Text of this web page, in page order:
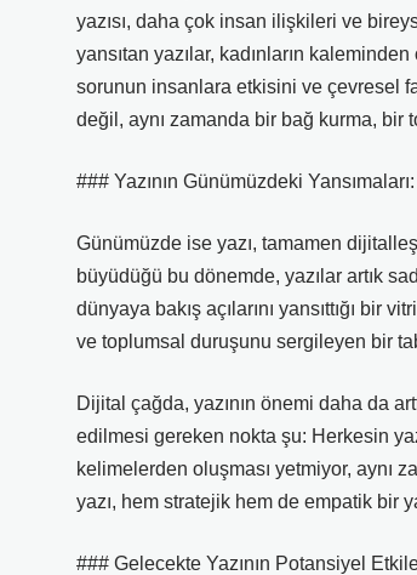
yazısı, daha çok insan ilişkileri ve
yansıtan yazılar, kadınların
sorunun insanlara etkisini ve çevresel
değil, aynı zamanda bir bağ kurma, bir
### Yazının Günümüzdeki
Günümüzde ise yazı, tamamen
büyüdüğü bu dönemde, yazılar artık
dünyaya bakış açılarını yansıttığı
ve toplumsal duruşunu sergileyen bir
Dijital çağda, yazının önemi daha da
edilmesi gereken nokta şu: Herkesin
kelimelerden oluşması yetmiyor, aynı
yazı, hem stratejik hem de empatik bir
### Gelecekte Yazının Potansiyel